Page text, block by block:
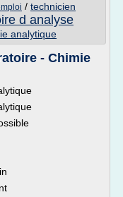
/ technicien
d analyse
analytique
- Chimie